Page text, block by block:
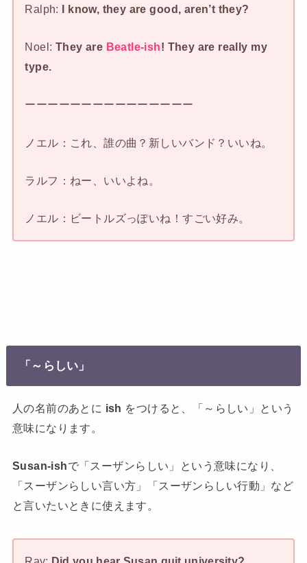
Ralph: I know, they are good, aren’t they?
Noel: They are Beatle-ish! They are really my
type.
ーーーーーーーーーーーーーーー
ノエル：これ、誰の曲？新しいバンド？いいね。
ラルフ：ねー、いいよね。
ノエル：ビートルズっぽいね！すごい好み。
「～らしい」
人の名前のあとに ish をつけると、「～らしい」という
意味になります。
Susan-ishで「スーザンらしい」という意味になり、
「スーザンらしい言い方」「スーザンらしい行動」など
と言いたいときに使えます。